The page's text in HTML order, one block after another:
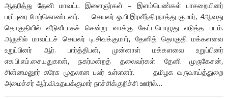
ஆதரித்து தேனி மாவட்ட இளைஞர்கள் – இளம்பெண்கள் பாசறையினர்
பரப்புரை மேற்கொண்டனர். செயலர் ஓ.பி.இரவீந்திரநாத்து குமார், 4ஆவது
தொகுதியில் வீடுவீடாகச் சென்று வாக்கு கேட்டபொழுது எடுத்த படம்.
அருகில் மாவட்டச் செயலர் டி.சிவக்குமார், தேனித் தொகுதி மக்களவை
உறுப்பினர் ஆர். பார்த்திபன், முன்னாள் மக்களவை உறுப்பினர்
எசு.பி.எம்.சையதுகான், நகர்மன்றத் தலைவர்கள் தேனி முருகேசன்,
சின்னமனூர் சுரேசு முதலான பலர் உள்ளனர். தமிழக வருவாய்த்துறை
அமைச்சர் ஆர்.வி.உதயக்குமார் நாச்சிக்குறிச்சி ஊரில்…